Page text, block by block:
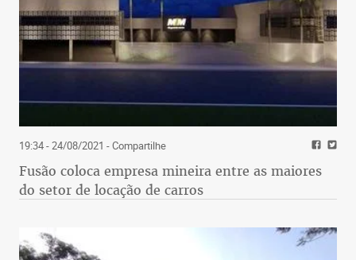
19:34 - 24/08/2021 - Compartilhe
Fusão coloca empresa mineira entre as maiores
do setor de locação de carros